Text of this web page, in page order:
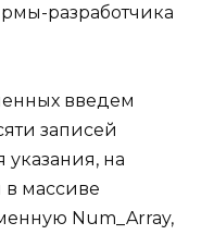
разработчика
введем
записей
на
массиве
Num_Array,